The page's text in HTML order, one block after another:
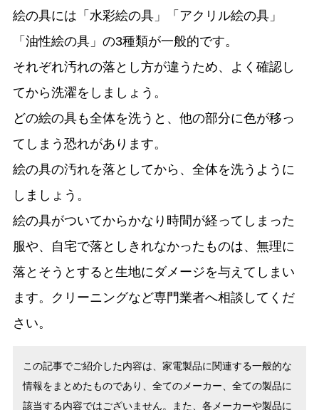
絵の具には「水彩絵の具」「アクリル絵の具」
「油性絵の具」の3種類が一般的です。
それぞれ汚れの落とし方が違うため、よく確認し
てから洗濯をしましょう。
どの絵の具も全体を洗うと、他の部分に色が移っ
てしまう恐れがあります。
絵の具の汚れを落としてから、全体を洗うように
しましょう。
絵の具がついてからかなり時間が経ってしまった
服や、自宅で落としきれなかったものは、無理に
落とそうとすると生地にダメージを与えてしまい
ます。クリーニングなど専門業者へ相談してくだ
さい。
この記事でご紹介した内容は、家電製品に関連する一般的な
情報をまとめたものであり、全てのメーカー、全ての製品に
該当する内容ではございません。また、各メーカーや製品に